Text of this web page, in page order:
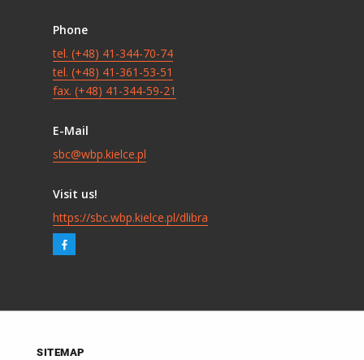
Phone
tel. (+48) 41-344-70-74
tel. (+48) 41-361-53-51
fax. (+48) 41-344-59-21
E-Mail
sbc@wbp.kielce.pl
Visit us!
https://sbc.wbp.kielce.pl/dlibra
SITEMAP